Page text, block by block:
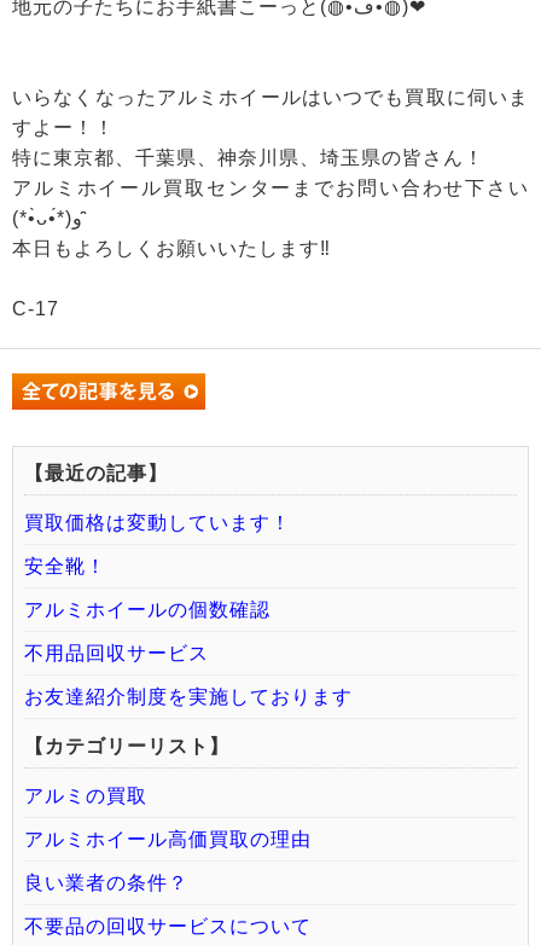
地元の子たちにお手紙書こーっと(◍•ڡ•◍)❤
いらなくなったアルミホイールはいつでも買取に伺いま
すよー！！
特に東京都、千葉県、神奈川県、埼玉県の皆さん！
アルミホイール買取センターまでお問い合わせ下さい
(*•̀ᴗ•́*)و ̑̑
本日もよろしくお願いいたします‼
C-17
【最近の記事】
買取価格は変動しています！
安全靴！
アルミホイールの個数確認
不用品回収サービス
お友達紹介制度を実施しております
【カテゴリーリスト】
アルミの買取
アルミホイール高価買取の理由
良い業者の条件？
不要品の回収サービスについて